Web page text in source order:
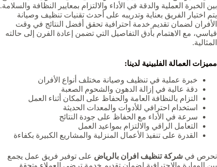
بين الخبرة العملية والدقة في الأداء والالتزام بمعايير النظافة والسلامة.
يتم اختيار الفريق بعناية وتدريبه على أحدث تقنيات تنظيف وصيانة
الأفران لضمان تقديم خدمة احترافية تحقق أفضل النتائج في وقت
قياسي، مع الاهتمام بأدق التفاصيل التي تضمن إعادة الفرن إلى حالته
المثالية.
مميزات العمالة الفلبينية لدينا:
خبرة عملية في تنظيف وصيانة مختلف أنواع الأفران
دقة عالية في إزالة الدهون والشحوم الصعبة
التزام بالنظافة العامة والحفاظ على المكان أثناء العمل
استخدام احترافي للأدوات والمعدات الحديثة
سرعة في الأداء مع الحفاظ على جودة النتائج
التعامل الراقي والالتزام بمواعيد العمل
القدرة على تنفيذ الأعمال المنزلية والمشاريع الكبيرة بكفاءة
نحرص في شركة تنظيف افران بالرياض على توفير فريق عمل يجمع